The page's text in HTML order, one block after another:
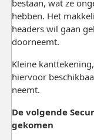
bestaan, wat ze
hebben. Het
headers wil gaan
doorneemt.
Kleine
hiervoor
neemt.
De volgende
gekomen